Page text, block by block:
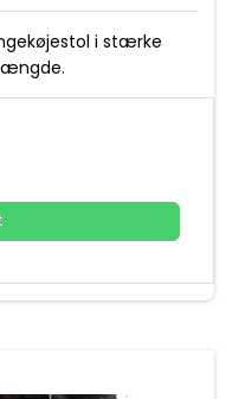
i stærke